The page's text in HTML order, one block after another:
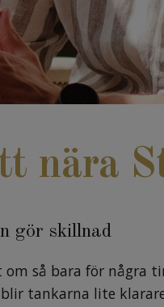
nära
gör skillnad
så bara för några
tankarna lite